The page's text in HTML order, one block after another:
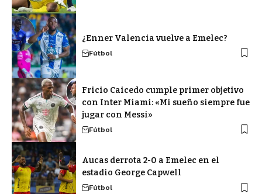
¿Enner Valencia vuelve a Emelec?
Fútbol
Fricio Caicedo cumple primer objetivo
con Inter Miami: «Mi sueño siempre fue
jugar con Messi»
Fútbol
Aucas derrota 2-0 a Emelec en el
estadio George Capwell
Fútbol